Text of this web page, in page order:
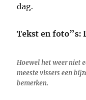
dag.
Tekst en foto”s:
Hoewel het weer niet
meeste vissers een
bemerken.